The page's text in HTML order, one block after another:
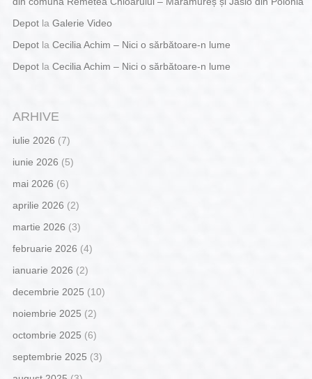
Depotla Galerie Video
Depotla Cecilia Achim – Nici o sărbătoare-n lume
Depotla Cecilia Achim – Nici o sărbătoare-n lume
ARHIVE
iulie 2026 (7)
iunie 2026 (5)
mai 2026 (6)
aprilie 2026 (2)
martie 2026 (3)
februarie 2026 (4)
ianuarie 2026 (2)
decembrie 2025 (10)
noiembrie 2025 (2)
octombrie 2025 (6)
septembrie 2025 (3)